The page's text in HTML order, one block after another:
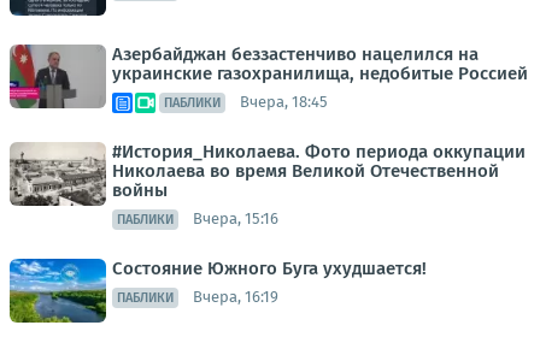
Азербайджан беззастенчиво нацелился на
украинские газохранилища, недобитые Россией
ПАБЛИКИ Вчера, 18:45
#История_Николаева. Фото периода оккупации
Николаева во время Великой Отечественной
войны
ПАБЛИКИ Вчера, 15:16
Состояние Южного Буга ухудшается!
ПАБЛИКИ Вчера, 16:19